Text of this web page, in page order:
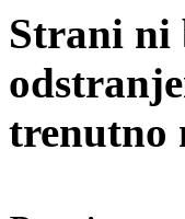
Strani ni
trenutno